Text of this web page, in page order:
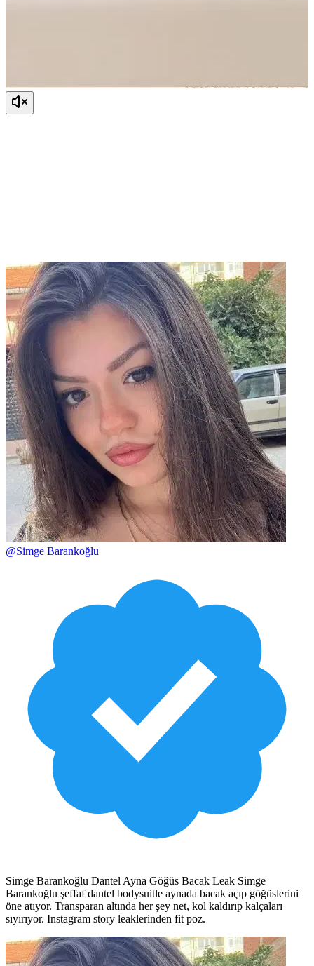
@Simge Barankoğlu
Simge Barankoğlu Dantel Ayna Göğüs Bacak Leak Simge
Barankoğlu şeffaf dantel bodysuitle aynada bacak açıp göğüslerini
öne atıyor. Transparan altında her şey net, kol kaldırıp kalçaları
sıyırıyor. Instagram story leaklerinden fit poz.